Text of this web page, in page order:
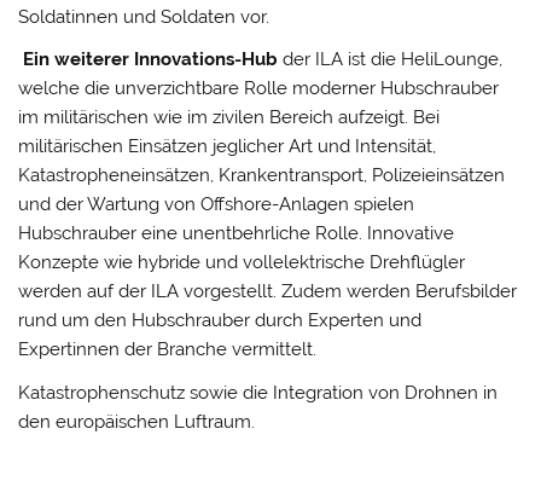
Soldatinnen und Soldaten vor.
Ein weiterer Innovations-Hub der ILA ist die HeliLounge,
welche die unverzichtbare Rolle moderner Hubschrauber
im militärischen wie im zivilen Bereich aufzeigt. Bei
militärischen Einsätzen jeglicher Art und Intensität,
Katastropheneinsätzen, Krankentransport, Polizeieinsätzen
und der Wartung von Offshore-Anlagen spielen
Hubschrauber eine unentbehrliche Rolle. Innovative
Konzepte wie hybride und vollelektrische Drehflügler
werden auf der ILA vorgestellt. Zudem werden Berufsbilder
rund um den Hubschrauber durch Experten und
Expertinnen der Branche vermittelt.
Katastrophenschutz sowie die Integration von Drohnen in
den europäischen Luftraum.